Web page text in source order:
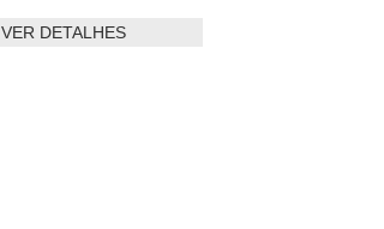
VER DETALHES